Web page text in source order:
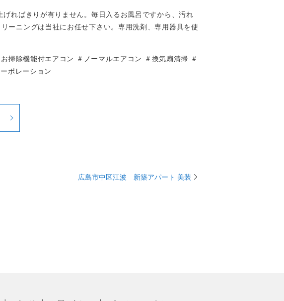
ればきりが有りません。毎日入るお風呂ですから、汚れ
ーニングは当社にお任せ下さい。専用洗剤、専用器具を使
掃除機能付エアコン ＃ノーマルエアコン ＃換気扇清掃 ＃
ポレーション
広島市中区江波 新築アパート 美装